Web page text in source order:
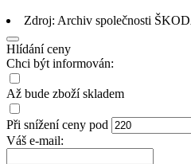
Zdroj: Archiv společnosti
Hlídání ceny
Chci být informován:
Až bude zbožískladem
Při sníženíceny pod
Váš e-mail: